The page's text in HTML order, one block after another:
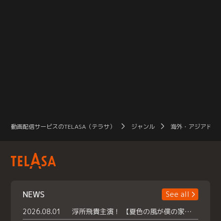
動画配信サービスのTELASA（テラサ） ジャンル 海外・アジアドラ
NEWS
See all
2026.08.01
浮所飛貴主演！ 【夏色の風が僕の家にやってきた】 本日よりテラサで独占配信スタート！